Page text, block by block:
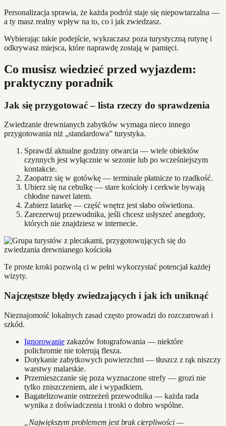
Personalizacja sprawia, że każda podróż staje się niepowtarzalna —
a ty masz realny wpływ na to, co i jak zwiedzasz.
Wybierając takie podejście, wykraczasz poza turystyczną rutynę i
odkrywasz miejsca, które naprawdę zostają w pamięci.
Co musisz wiedzieć przed wyjazdem:
praktyczny poradnik
Jak się przygotować – lista rzeczy do sprawdzenia
Zwiedzanie drewnianych zabytków wymaga nieco innego
przygotowania niż „standardowa” turystyka.
Sprawdź aktualne godziny otwarcia — wiele obiektów
czynnych jest wyłącznie w sezonie lub po wcześniejszym
kontakcie.
Zaopatrz się w gotówkę — terminale płatnicze to rzadkość.
Ubierz się na cebulkę — stare kościoły i cerkwie bywają
chłodne nawet latem.
Zabierz latarkę — część wnętrz jest słabo oświetlona.
Zarezerwuj przewodnika, jeśli chcesz usłyszeć anegdoty,
których nie znajdziesz w internecie.
Te proste kroki pozwolą ci w pełni wykorzystać potencjał każdej
wizyty.
Najczęstsze błędy zwiedzających i jak ich uniknąć
Nieznajomość lokalnych zasad często prowadzi do rozczarowań i
szkód.
Ignorowanie zakazów fotografowania — niektóre
polichromie nie tolerują flesza.
Dotykanie zabytkowych powierzchni — tłuszcz z rąk niszczy
warstwy malarskie.
Przemieszczanie się poza wyznaczone strefy — grozi nie
tylko zniszczeniem, ale i wypadkiem.
Bagatelizowanie ostrzeżeń przewodnika — każda rada
wynika z doświadczenia i troski o dobro wspólne.
„Największym problemem jest brak cierpliwości —